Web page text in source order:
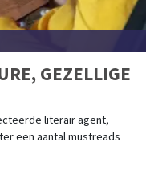
GEZELLIGE
literair agent,
een aantal mustreads